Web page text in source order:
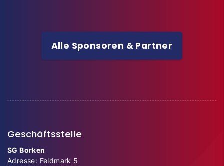
Alle Sponsoren & Partner
Geschäftsstelle
SG Borken
Adresse: Feldmark 5